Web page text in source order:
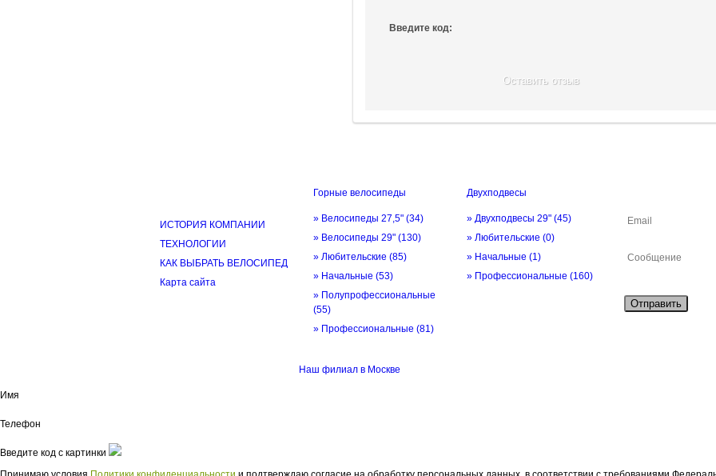
Введите код:
Оставить отзыв
ИСТОРИЯ КОМПАНИИ
ТЕХНОЛОГИИ
КАК ВЫБРАТЬ ВЕЛОСИПЕД
Карта сайта
Горные велосипеды
» Велосипеды 27,5" (34)
» Велосипеды 29" (130)
» Любительские (85)
» Начальные (53)
» Полупрофессиональные
(55)
» Профессиональные (81)
Двухподвесы
» Двухподвесы 29" (45)
» Любительские (0)
» Начальные (1)
» Профессиональные (160)
Отправить
Наш филиал в Москве
Имя
Телефон
Введите код с картинки